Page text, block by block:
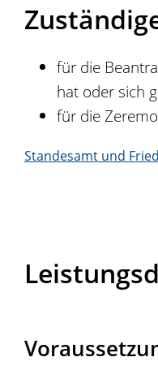
für die
hat oder sich
für die
Standesamt und